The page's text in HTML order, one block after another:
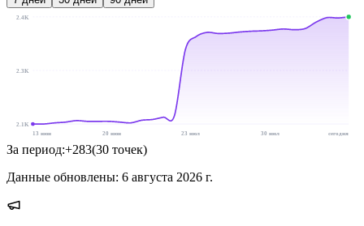
2.4K
2.3K
2.1K
13 июн
20 июн 23 июл 30 июл сегодня
За период:+283(30 точек)
Данные обновлены: 6 августа 2026 г.